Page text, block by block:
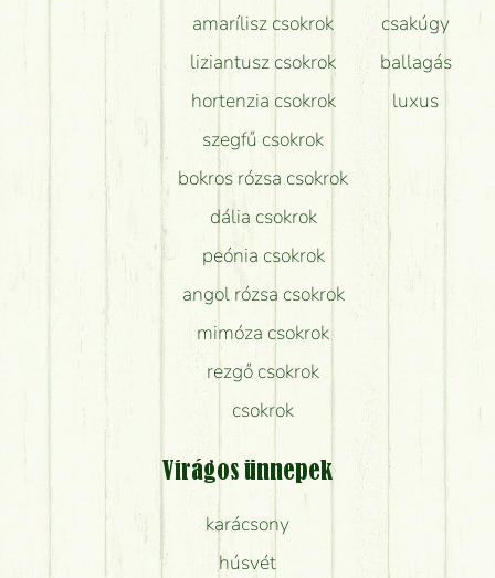
amarílisz csokrok
liziantusz csokrok
hortenzia csokrok
szegfű csokrok
bokros rózsa csokrok
dália csokrok
peónia csokrok
angol rózsa csokrok
mimóza csokrok
rezgő csokrok
csokrok
csakúgy
ballagás
luxus
Virágos ünnepek
karácsony
húsvét